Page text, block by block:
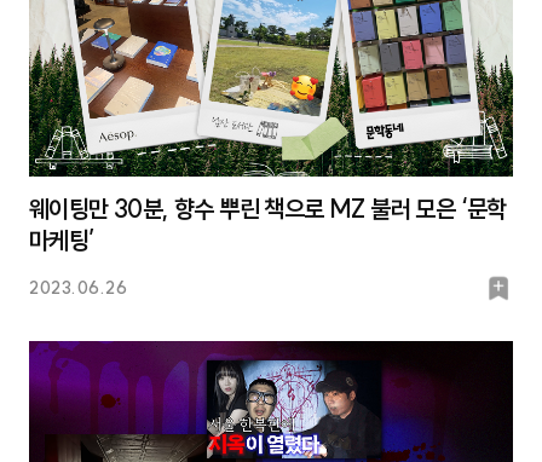
웨이팅만 30분, 향수 뿌린 책으로 MZ 불러 모은 ‘문학
마케팅’
2023.06.26
북